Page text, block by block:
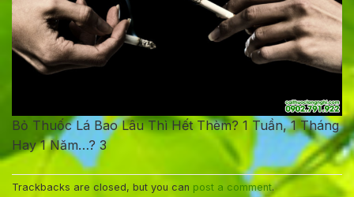
Bỏ Thuốc Lá Bao Lâu Thì Hết Thèm? 1 Tuần, 1 Tháng
Hay 1 Năm…? 3
Trackbacks are closed, but you can post a comment.